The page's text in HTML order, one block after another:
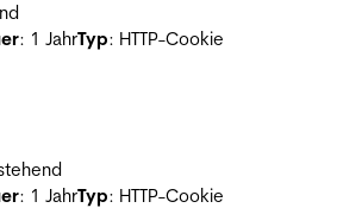
: 1 JahrTyp: HTTP-Cookie
: 1 JahrTyp: HTTP-Cookie